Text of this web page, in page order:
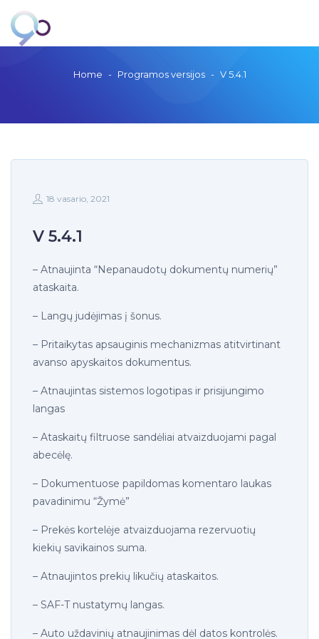
Home - Programos versijos - V 5.4.1
18 vasario, 2021
V 5.4.1
– Atnaujinta “Nepanaudotų dokumentų numerių”
ataskaita.
– Langų judėjimas į šonus.
– Pritaikytas apsauginis mechanizmas atitvirtinant
avanso apyskaitos dokumentus.
– Atnaujintas sistemos logotipas ir prisijungimo
langas
– Ataskaitų filtruose sandėliai atvaizduojami pagal
abecėlę.
– Dokumentuose papildomas komentaro laukas
pavadinimu “Žymė”
– Prekės kortelėje atvaizduojama rezervuotių
kiekių savikainos suma.
– Atnaujintos prekių likučių ataskaitos.
– SAF-T nustatymų langas.
– Auto uždavinių atnaujinimas dėl datos kontrolės.